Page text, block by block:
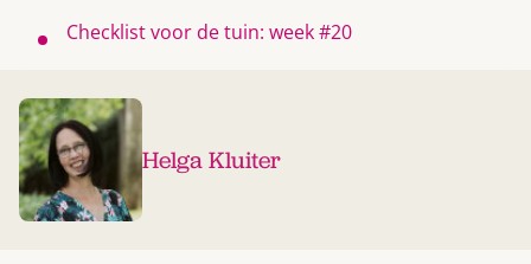
Checklist voor de tuin: week #20
Helga Kluiter